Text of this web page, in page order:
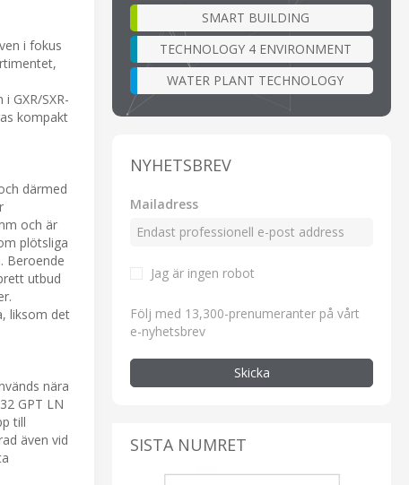
i fokus
GXR/SXR-
kompakt
därmed
och är
plötsliga
Beroende
utbud
liksom det
nära
GPT LN
till
även vid
SMART BUILDING
TECHNOLOGY 4 ENVIRONMENT
WATER PLANT TECHNOLOGY
NYHETSBREV
Mailadress
Jag är ingen robot
Följ med 13,300-prenumeranter på vårt
e-nyhetsbrev
Skicka
SISTA NUMRET